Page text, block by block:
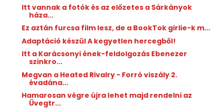
Itt vannak a fotók és az előzetes a Sárkányok
háza...
Ez aztán furcsa film lesz, de a BookTok girlie-k m...
Adaptáció készül A kegyetlen hercegből!
Itt a Karácsonyi ének-feldolgozás Ebenezer
szinkro...
Megvan a Heated Rivalry - Forró viszály 2.
évadána...
Hamarosan végre újra lehet majd rendelni az
Üvegtr...